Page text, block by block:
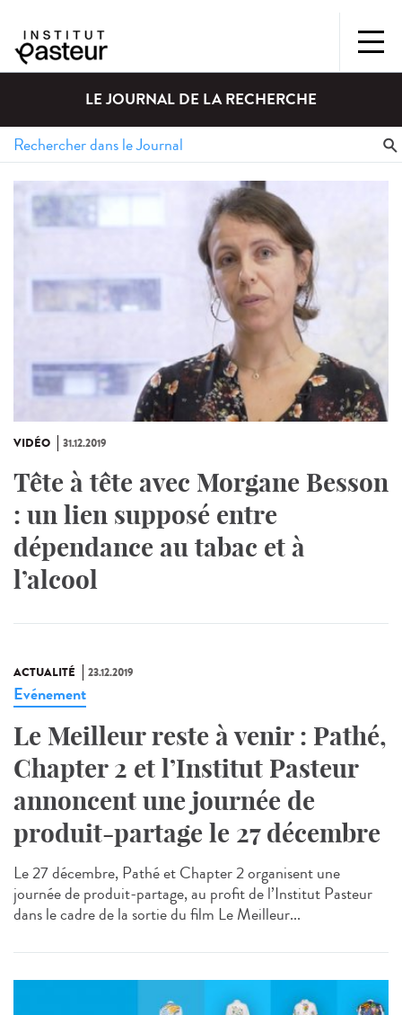
LE JOURNAL DE LA RECHERCHE
VIDÉO 31.12.2019
Tête à tête avec Morgane Besson
: un lien supposé entre
dépendance au tabac et à
l’alcool
ACTUALITÉ 23.12.2019
Evénement
Le Meilleur reste à venir : Pathé,
Chapter 2 et l’Institut Pasteur
annoncent une journée de
produit-partage le 27 décembre
Le 27 décembre, Pathé et Chapter 2 organisent une
journée de produit-partage, au profit de l’Institut Pasteur
dans le cadre de la sortie du film Le Meilleur...